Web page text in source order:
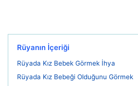
Rüyanın İçeriği
Rüyada Kız Bebek Görmek İhya
Rüyada Kız Bebeği Olduğunu Görmek